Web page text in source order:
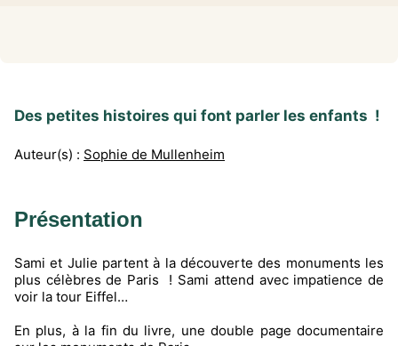
Des petites histoires qui font parler les enfants !
Auteur(s) : Sophie de Mullenheim
Présentation
Sami et Julie partent à la découverte des monuments les
plus célèbres de Paris ! Sami attend avec impatience de
voir la tour Eiffel…
En plus, à la fin du livre, une double page documentaire